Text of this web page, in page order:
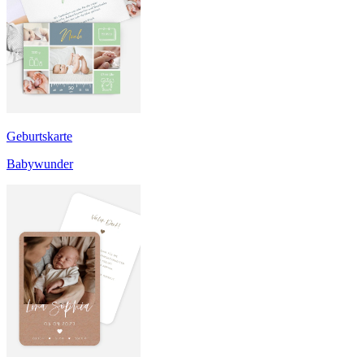
Geburtskarte
Babywunder